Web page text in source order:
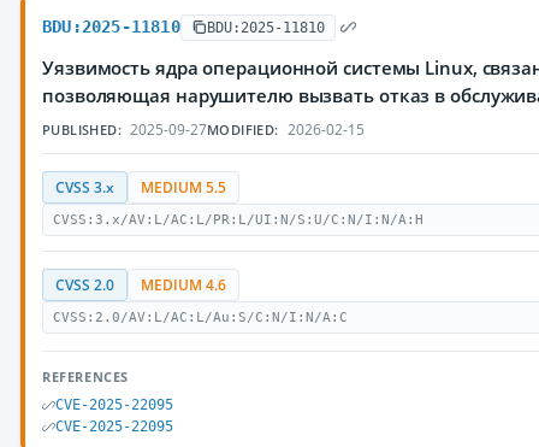
BDU:2025-11810 BDU:2025-11810
Уязвимость ядра операционной системы Linux,
позволяющая нарушителю вызвать отказ в
PUBLISHED: 2025-09-27MODIFIED: 2026-02-15
CVSS 3.x MEDIUM 5.5
CVSS:3.x/AV:L/AC:L/PR:L/UI:N/S:U/C:N/I:N/A:H
CVSS 2.0 MEDIUM 4.6
CVSS:2.0/AV:L/AC:L/Au:S/C:N/I:N/A:C
REFERENCES
CVE-2025-22095
CVE-2025-22095